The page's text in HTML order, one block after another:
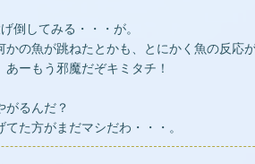
倒してみる・・・が。
の魚が跳ねたとかも、とにかく魚の反応
ーもう邪魔だぞキミタチ！
がるんだ？
た方がまだマシだわ・・・。